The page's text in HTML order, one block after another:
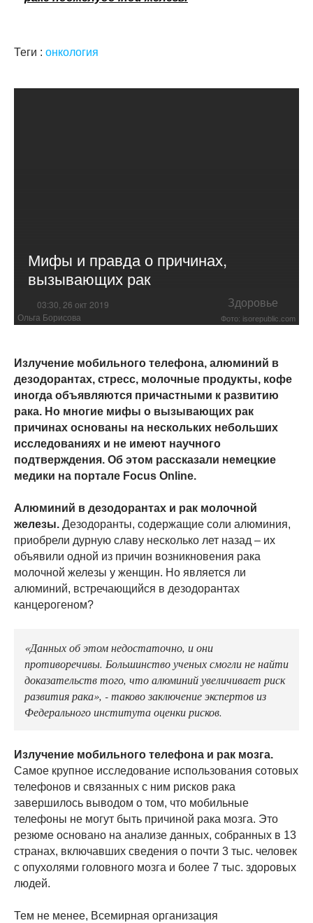
Теги : онкология
Мифы и правда о причинах,
вызывающих рак
03:30, 26 окт 2019 Здоровье
Ольга Борисова Фото: isorepublic.com
Излучение мобильного телефона, алюминий в
дезодорантах, стресс, молочные продукты, кофе
иногда объявляются причастными к развитию
рака. Но многие мифы о вызывающих рак
причинах основаны на нескольких небольших
исследованиях и не имеют научного
подтверждения. Об этом рассказали немецкие
медики на портале Focus Online.
Алюминий в дезодорантах и рак молочной
железы. Дезодоранты, содержащие соли алюминия,
приобрели дурную славу несколько лет назад – их
объявили одной из причин возникновения рака
молочной железы у женщин. Но является ли
алюминий, встречающийся в дезодорантах
канцерогеном?
«Данных об этом недостаточно, и они
противоречивы. Большинство ученых смогли не найти
доказательств того, что алюминий увеличивает риск
развития рака», - таково заключение экспертов из
Федерального института оценки рисков.
Излучение мобильного телефона и рак мозга.
Самое крупное исследование использования сотовых
телефонов и связанных с ним рисков рака
завершилось выводом о том, что мобильные
телефоны не могут быть причиной рака мозга. Это
резюме основано на анализе данных, собранных в 13
странах, включавших сведения о почти 3 тыс. человек
с опухолями головного мозга и более 7 тыс. здоровых
людей.
Тем не менее, Всемирная организация